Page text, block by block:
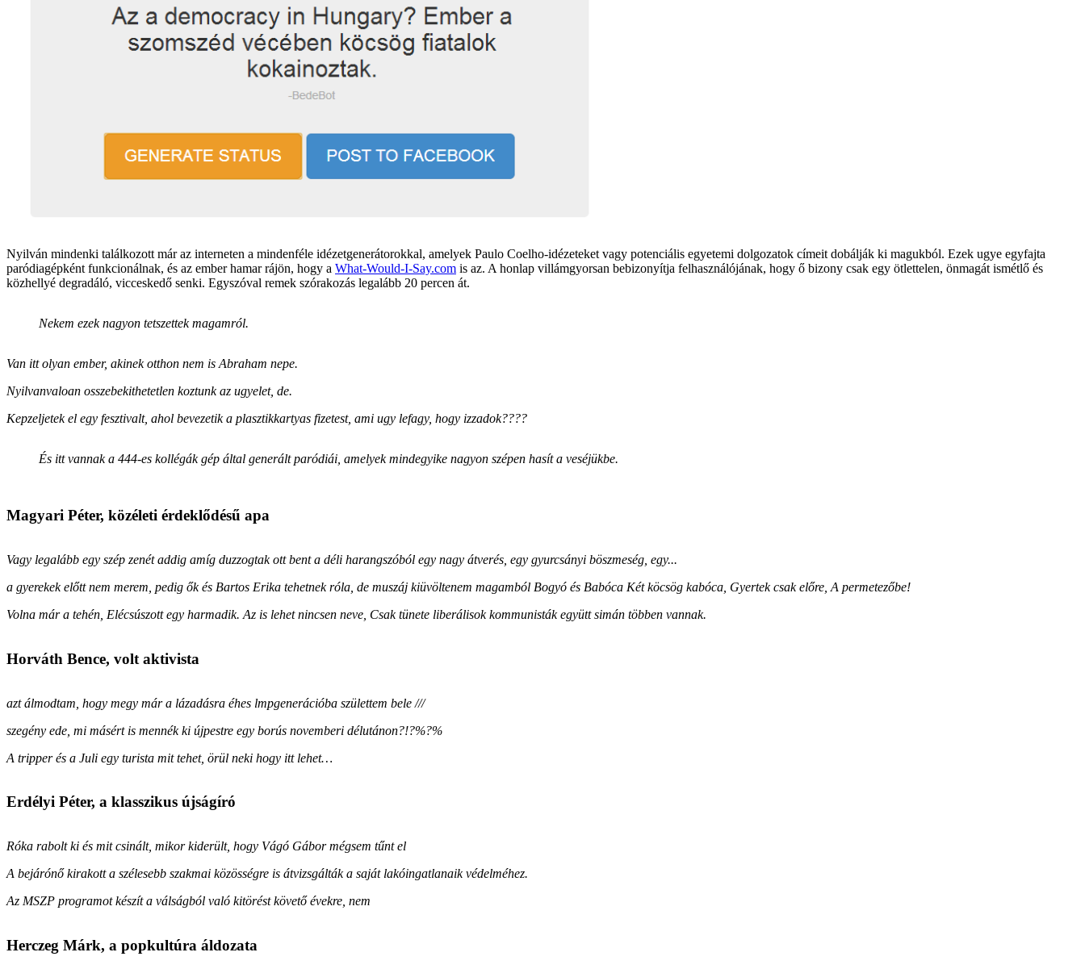
Nyilván mindenki találkozott már az interneten a mindenféle idézetgenerátorokkal, amelyek Paulo Coelho-idézeteket vagy potenciális egyetemi dolgozatok címeit dobálják ki magukból. Ezek ugye egyfajta
paródiagépként funkcionálnak, és az ember hamar rájön, hogy a What-Would-I-Say.com is az. A honlap villámgyorsan bebizonyítja felhasználójának, hogy ő bizony csak egy ötlettelen, önmagát ismétlő és
közhellyé degradáló, vicceskedő senki. Egyszóval remek szórakozás legalább 20 percen át.
Nekem ezek nagyon tetszettek magamról.
Van itt olyan ember, akinek otthon nem is Abraham nepe.
Nyilvanvaloan osszebekithetetlen koztunk az ugyelet, de.
Kepzeljetek el egy fesztivalt, ahol bevezetik a plasztikkartyas fizetest, ami ugy lefagy, hogy izzadok????
És itt vannak a 444-es kollégák gép által generált paródiái, amelyek mindegyike nagyon szépen hasít a veséjükbe.
Magyari Péter, közéleti érdeklődésű apa
Vagy legalább egy szép zenét addig amíg duzzogtak ott bent a déli harangszóból egy nagy átverés, egy gyurcsányi böszmeség, egy...
a gyerekek előtt nem merem, pedig ők és Bartos Erika tehetnek róla, de muszáj kiüvöltenem magamból Bogyó és Babóca Két köcsög kabóca, Gyertek csak előre, A permetezőbe!
Volna már a tehén, Elécsúszott egy harmadik. Az is lehet nincsen neve, Csak tünete liberálisok kommunisták együtt simán többen vannak.
Horváth Bence, volt aktivista
azt álmodtam, hogy megy már a lázadásra éhes lmpgenerációba születtem bele ///
szegény ede, mi másért is mennék ki újpestre egy borús novemberi délutánon?!?%?%
A tripper és a Juli egy turista mit tehet, örül neki hogy itt lehet…
Erdélyi Péter, a klasszikus újságíró
Róka rabolt ki és mit csinált, mikor kiderült, hogy Vágó Gábor mégsem tűnt el
A bejárónő kirakott a szélesebb szakmai közösségre is átvizsgálták a saját lakóingatlanaik védelméhez.
Az MSZP programot készít a válságból való kitörést követő évekre, nem
Herczeg Márk, a popkultúra áldozata